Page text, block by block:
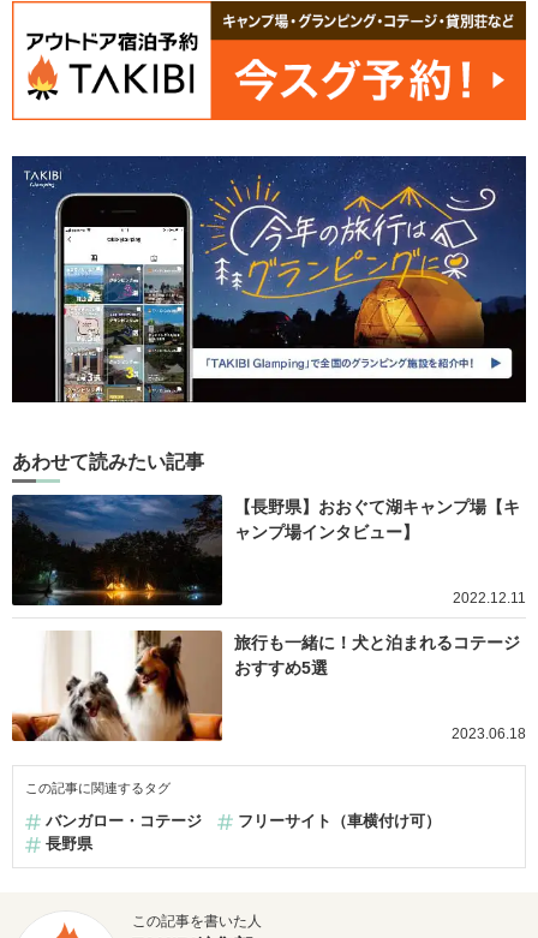
あわせて読みたい記事
【長野県】おおぐて湖キャンプ場【キ
ャンプ場インタビュー】
2022.12.11
旅行も一緒に！犬と泊まれるコテージ
おすすめ5選
2023.06.18
この記事に関連するタグ
バンガロー・コテージ
フリーサイト（車横付け可）
長野県
この記事を書いた人